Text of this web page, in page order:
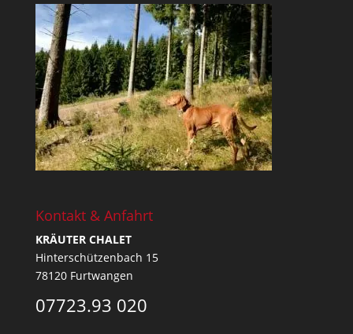
Kontakt & Anfahrt
KRÄUTER CHALET
Hinterschützenbach 15
78120 Furtwangen
07723.93 020